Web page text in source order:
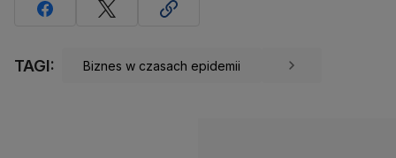
TAGI: Biznes w czasach epidemii